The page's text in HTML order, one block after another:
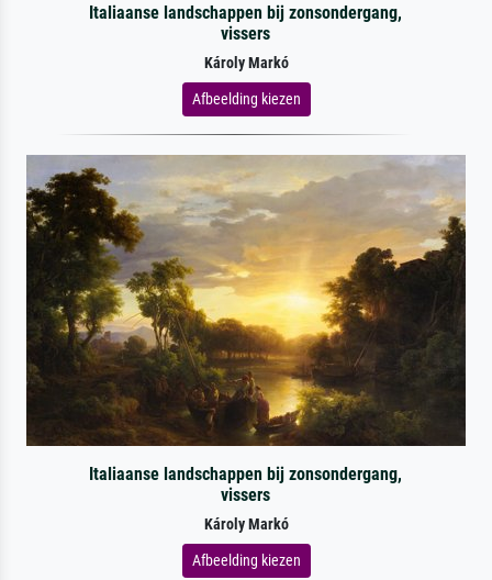
Italiaanse landschappen bij zonsondergang,
vissers
Károly Markó
Afbeelding kiezen
Italiaanse landschappen bij zonsondergang,
vissers
Károly Markó
Afbeelding kiezen